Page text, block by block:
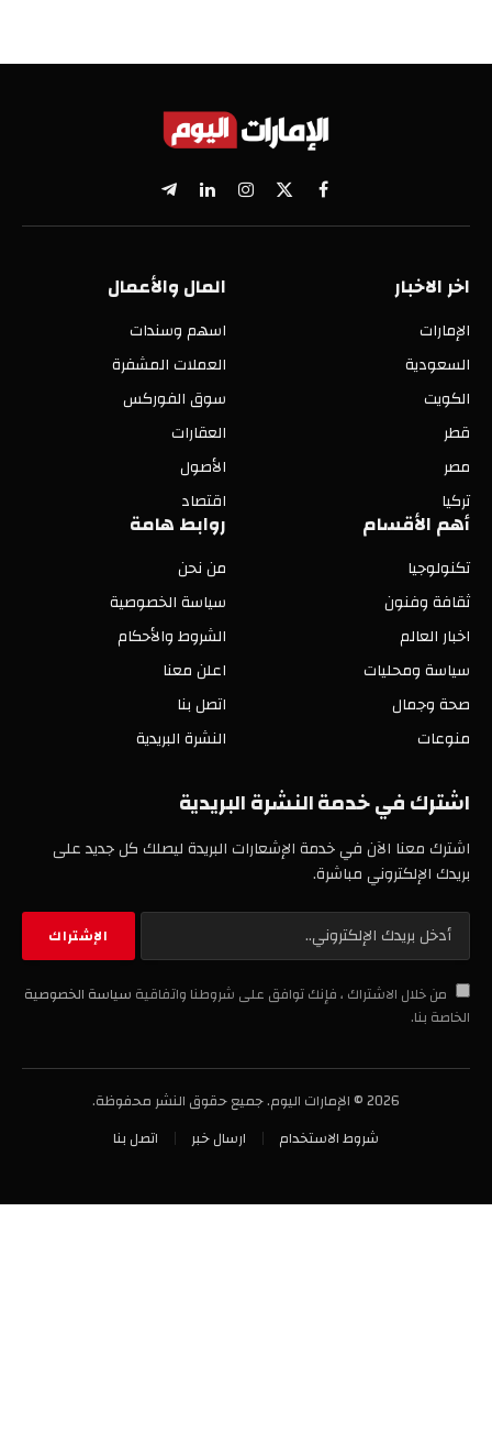
فيسبوك
X
(Twitter)
الانستغراملينكدإنتيلقرام
اخر الاخبار
الإمارات
السعودية
الكويت
قطر
مصر
تركيا
المال والأعمال
اسهم وسندات
العملات المشفرة
سوق الفوركس
العقارات
الأصول
اقتصاد
أهم الأقسام
تكنولوجيا
ثقافة وفنون
اخبار العالم
سياسة ومحليات
صحة وجمال
منوعات
روابط هامة
من نحن
سياسة الخصوصية
الشروط والأحكام
اعلن معنا
اتصل بنا
النشرة البريدية
اشترك في خدمة النشرة البريدية
اشترك معنا الآن في خدمة الإشعارات البريدة ليصلك كل جديد على
بريدك الإلكتروني مباشرة.
من خلال الاشتراك ، فإنك توافق على شروطنا واتفاقية سياسة الخصوصية
الخاصة بنا.
2026 © الإمارات اليوم. جميع حقوق النشر محفوظة.
شروط الاستخدام
ارسال خبر اتصل بنا